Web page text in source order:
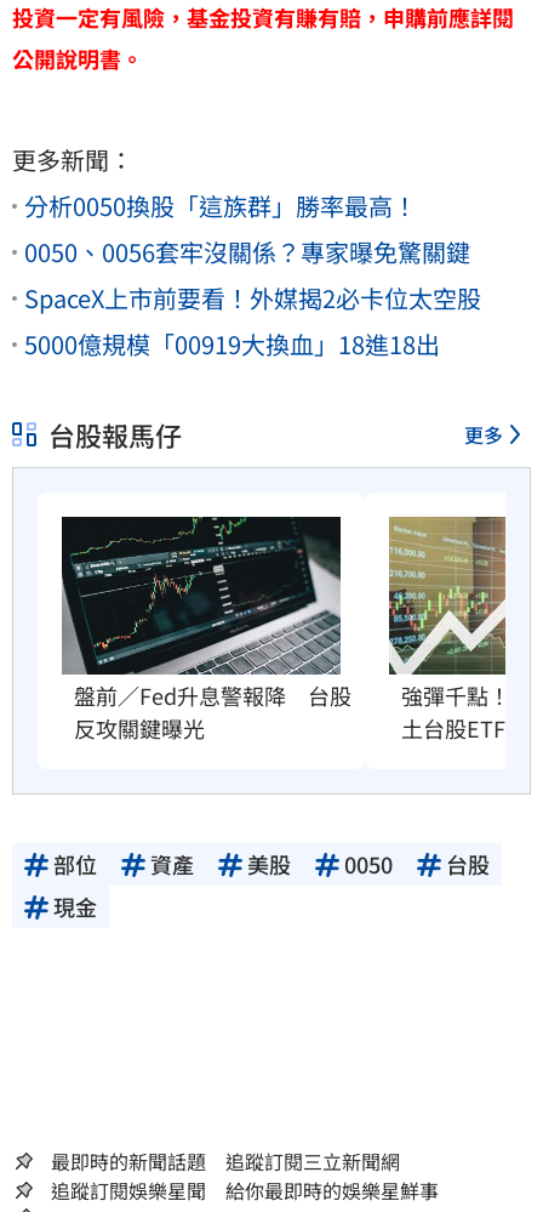
投資一定有風險，基金投資有賺有賠，申購前應詳閱
公開說明書。
更多新聞：
分析0050換股「這族群」勝率最高！
0050、0056套牢沒關係？專家曝免驚關鍵
SpaceX上市前要看！外媒揭2必卡位太空股
5000億規模「00919大換血」18進18出
台股報馬仔 更多
盤前／Fed升息警報降　台股
反攻關鍵曝光
強彈千點！「
土台股ETF
部位 資產 美股 0050
台股
現金
最即時的新聞話題 追蹤訂閱三立新聞網
追蹤訂閱娛樂星聞 給你最即時的娛樂星鮮事